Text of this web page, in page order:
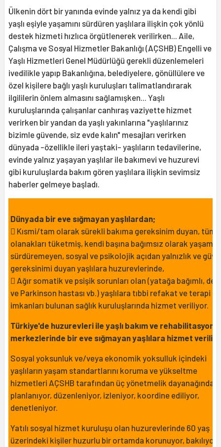
Ülkenin dört bir yanında evinde yalnız ya da kendi gibi
yaşlı eşiyle yaşamını sürdüren yaşlılara ilişkin çok yönlü
destek hizmeti hızlıca örgütlenerek verilirken... Aile,
Çalışma ve Sosyal Hizmetler Bakanlığı (AÇSHB) Engelli ve
Yaşlı Hizmetleri Genel Müdürlüğü gerekli düzenlemeleri
ivedilikle yapıp Bakanlığına, belediyelere, gönüllülere ve
özel kişilere bağlı yaşlı kuruluşları talimatlandırarak
ilgililerin önlem almasını sağlamışken... Yaşlı
kuruluşlarında çalışanlar canhıraş vaziyette hizmet
verirken bir yandan da yaşlı yakınlarına "yaşlılarınız
bizimle güvende, siz evde kalın" mesajları verirken
dünyada -özellikle ileri yaştaki- yaşlıların tedavilerine,
evinde yalnız yaşayan yaşlılar ile bakımevi ve huzurevi
gibi kuruluşlarda bakım gören yaşlılara ilişkin sevimsiz
haberler gelmeye başladı.
Dünyada bir eve sığmayan yaşlılardan;
 Kısmi/tam olarak sürekli bakıma gereksinim duyan, tüm
olanakları tüketmiş, kendi başına bağımsız olarak yaşamını
sürdüremeyen, sosyal ve psikolojik açıdan yalnızlık ve
gereksinimi duyan yaşlılara huzurevlerinde,
 Ağır somatik ve psişik sorunları olan (yatağa bağımlı,
ve Parkinson hastası vb.) yaşlılara tıbbi refakat ve terapi
imkanları bulunan sağlık kuruluşlarında hizmet veriliyor.
Türkiye'de huzurevleri ile yaşlı bakım ve rehabilitasyon
merkezlerinde bir eve sığmayan yaşlılara hizmet
Sosyal yoksunluk ve/veya ekonomik yoksulluk içindeki
yaşlıların yaşam standartlarını koruma ve yükseltme
hizmetleri AÇSHB tarafından üç yönetmelik dayanağında
planlanıyor, düzenleniyor, izleniyor, koordine ediliyor,
denetleniyor.
Yatılı sosyal hizmet kuruluşu olan huzurevlerinde 60 yaş
üzerindeki kişiler huzurlu bir ortamda korunuyor, bakılıyor,